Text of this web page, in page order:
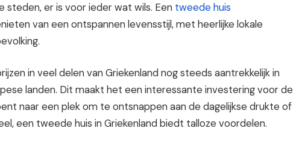
steden, er is voor ieder wat wils. Een tweede huis
van een ontspannen levensstijl, met heerlijke lokale
in veel delen van Griekenland nog steeds aantrekkelijk in
landen. Dit maakt het een interessante investering voor de
naar een plek om te ontsnappen aan de dagelijkse drukte of
een tweede huis in Griekenland biedt talloze voordelen.